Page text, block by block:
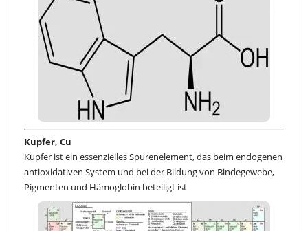
Kupfer, Cu
Kupfer ist ein essenzielles Spurenelement, das beim endogenen
antioxidativen System und bei der Bildung von Bindegewebe,
Pigmenten und Hämoglobin beteiligt ist